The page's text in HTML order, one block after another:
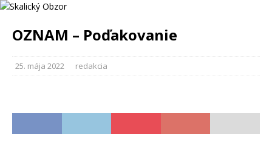
OZNAM – Poďakovanie
25. mája 2022 redakcia